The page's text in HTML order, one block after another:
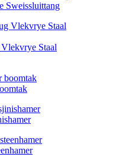
Sweissluittang
Staal